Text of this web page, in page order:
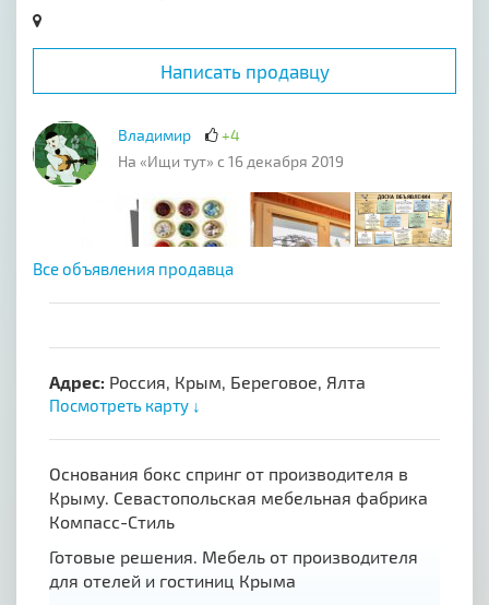
Написать продавцу
Владимир
+4
На «Ищи тут» с 16 декабря 2019
Все объявления продавца
Адрес: Россия, Крым, Береговое, Ялта
Посмотреть карту ↓
Основания бокс спринг от производителя в
Крыму. Севастопольская мебельная фабрика
Компасс-Стиль
Готовые решения. Мебель от производителя
для отелей и гостиниц Крыма